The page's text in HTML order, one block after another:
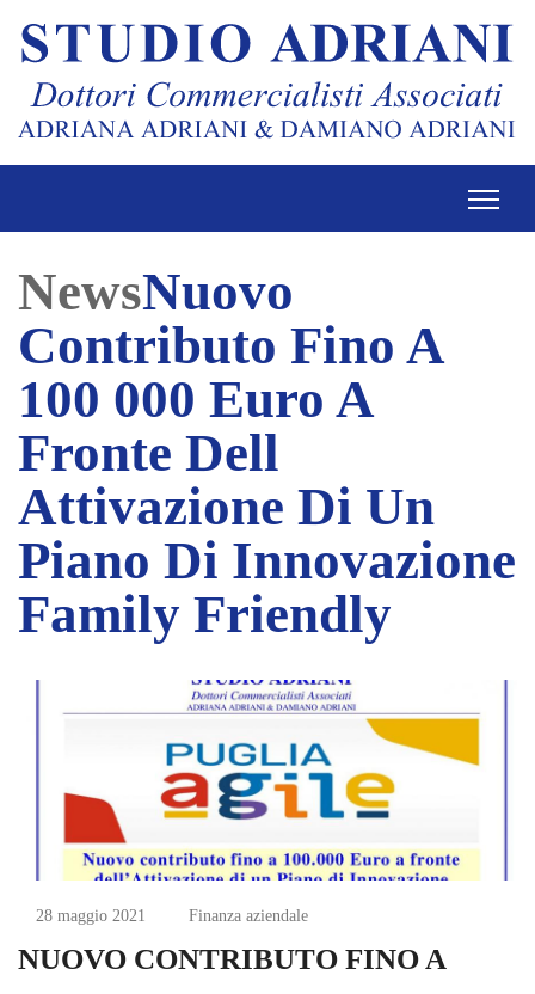
NewsNuovo
Contributo Fino A
100 000 Euro A
Fronte Dell
Attivazione Di Un
Piano Di Innovazione
Family Friendly
28 maggio 2021 Finanza aziendale
NUOVO CONTRIBUTO FINO A